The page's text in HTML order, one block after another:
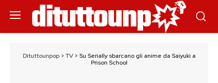
Dituttounpop> TV> Su Serially sbarcano gli anime da Saiyuki a
Prison School